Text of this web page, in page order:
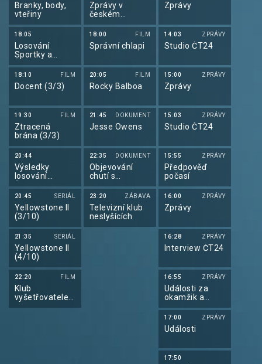
Branky, body,
vteřiny
18:05
Losování
Sportky a
Šance
18:10 FILM
Docent (3/3)
19:30 FILM
Ztracená
brána (3/3)
20:44
Výsledky
losování
Šťastných 10
20:45 SERIÁL
Yellowstone II
(3/10)
21:35 SERIÁL
Yellowstone II
(4/10)
22:20 FILM
Klub
vyšetřovatelek
z Marlow (2/2)
Zprávy v
českém
znakovém
jazyce
18:00 FILM
Správní chlapi
20:05 FILM
Rocky Balboa
21:45 DOKUMENT
Jesse Owens
22:35 DOKUMENT
Objevování
chutí s
Gordonem
Ramsaym
23:20 ZÁBAVA
Televizní klub
neslyšících
Zprávy
14:03 ZPRÁVY
Studio ČT24
15:00 ZPRÁVY
Zprávy
15:03 ZPRÁVY
Studio ČT24
15:55 ZPRÁVY
Předpověď
počasí
16:00 ZPRÁVY
Zprávy
16:28 ZPRÁVY
Interview ČT24
16:55 ZPRÁVY
Události za
okamžik a
počasí
17:00 ZPRÁVY
Události
17:50